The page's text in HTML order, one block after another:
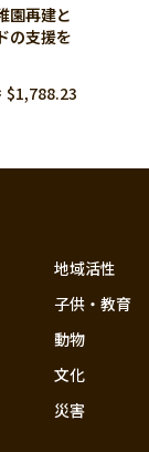
園再建と
の支援を
$1,788.23
地域活性
子供・教育
動物
文化
災害